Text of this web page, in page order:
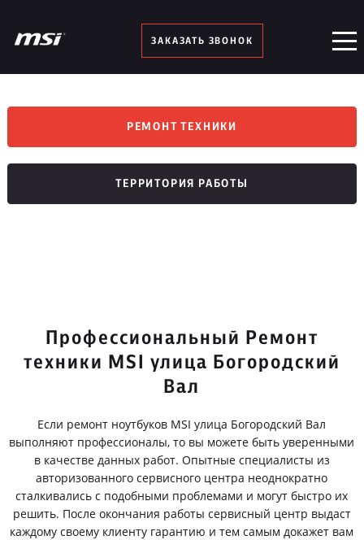
ЗАКАЗАТЬ ЗВОНОК
РЕМОНТ ТЕХНИКИ
ТЕРРИТОРИЯ РАБОТЫ
Профессиональный Ремонт
техники MSI улица Богородский
Вал
Если ремонт ноутбуков MSI улица Богородский Вал
выполняют профессионалы, то вы можете быть уверенными
в качестве данных работ. Опытные специалисты из
авторизованного сервисного центра неоднократно
сталкивались с подобными проблемами и могут быстро их
решить. После окончания работы сервисный центр выдаст
каждому своему клиенту гарантию и тем самым докажет вам